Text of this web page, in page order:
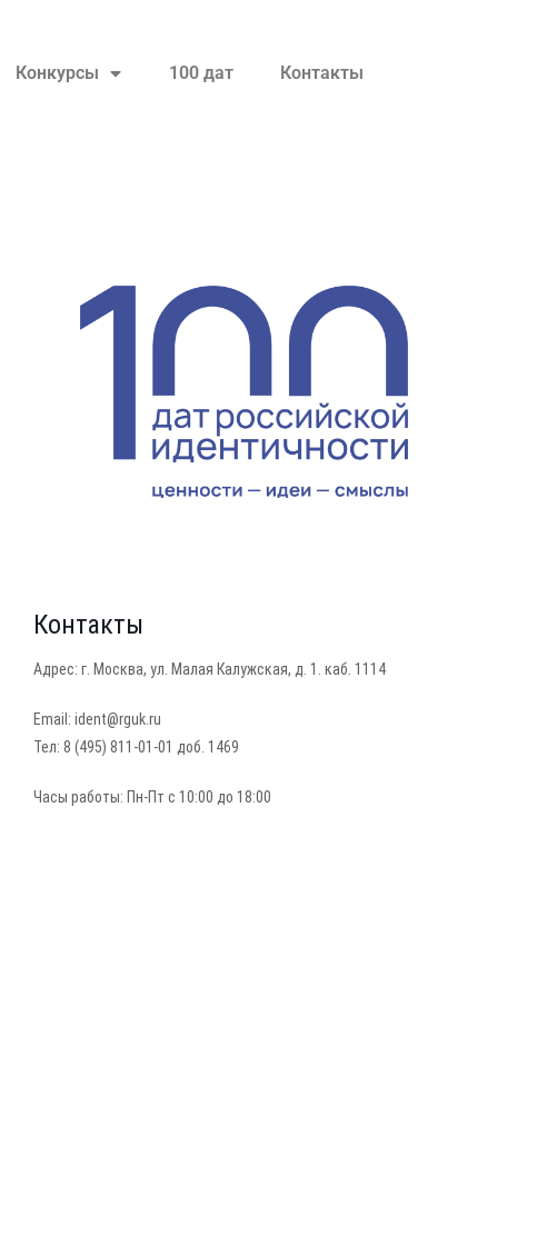
Конкурсы 100 дат Контакты
Контакты
Адрес: г. Москва, ул. Малая Калужская, д. 1. каб. 1114
Email: ident@rguk.ru
Тел: 8 (495) 811-01-01 доб. 1469
Часы работы: Пн-Пт с 10:00 до 18:00